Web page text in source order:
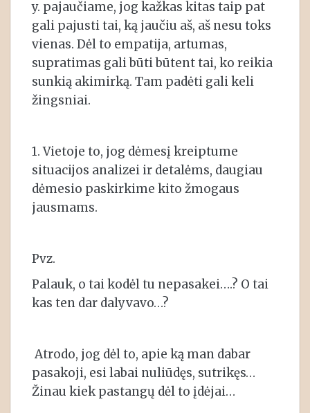
y. pajaučiame, jog kažkas kitas taip pat
gali pajusti tai, ką jaučiu aš, aš nesu toks
vienas. Dėl to empatija, artumas,
supratimas gali būti būtent tai, ko reikia
sunkią akimirką. Tam padėti gali keli
žingsniai.
1. Vietoje to, jog dėmesį kreiptume
situacijos analizei ir detalėms, daugiau
dėmesio paskirkime kito žmogaus
jausmams.
Pvz.
Palauk, o tai kodėl tu nepasakei….? O tai
kas ten dar dalyvavo…?
Atrodo, jog dėl to, apie ką man dabar
pasakoji, esi labai nuliūdęs, sutrikęs…
Žinau kiek pastangų dėl to įdėjai…